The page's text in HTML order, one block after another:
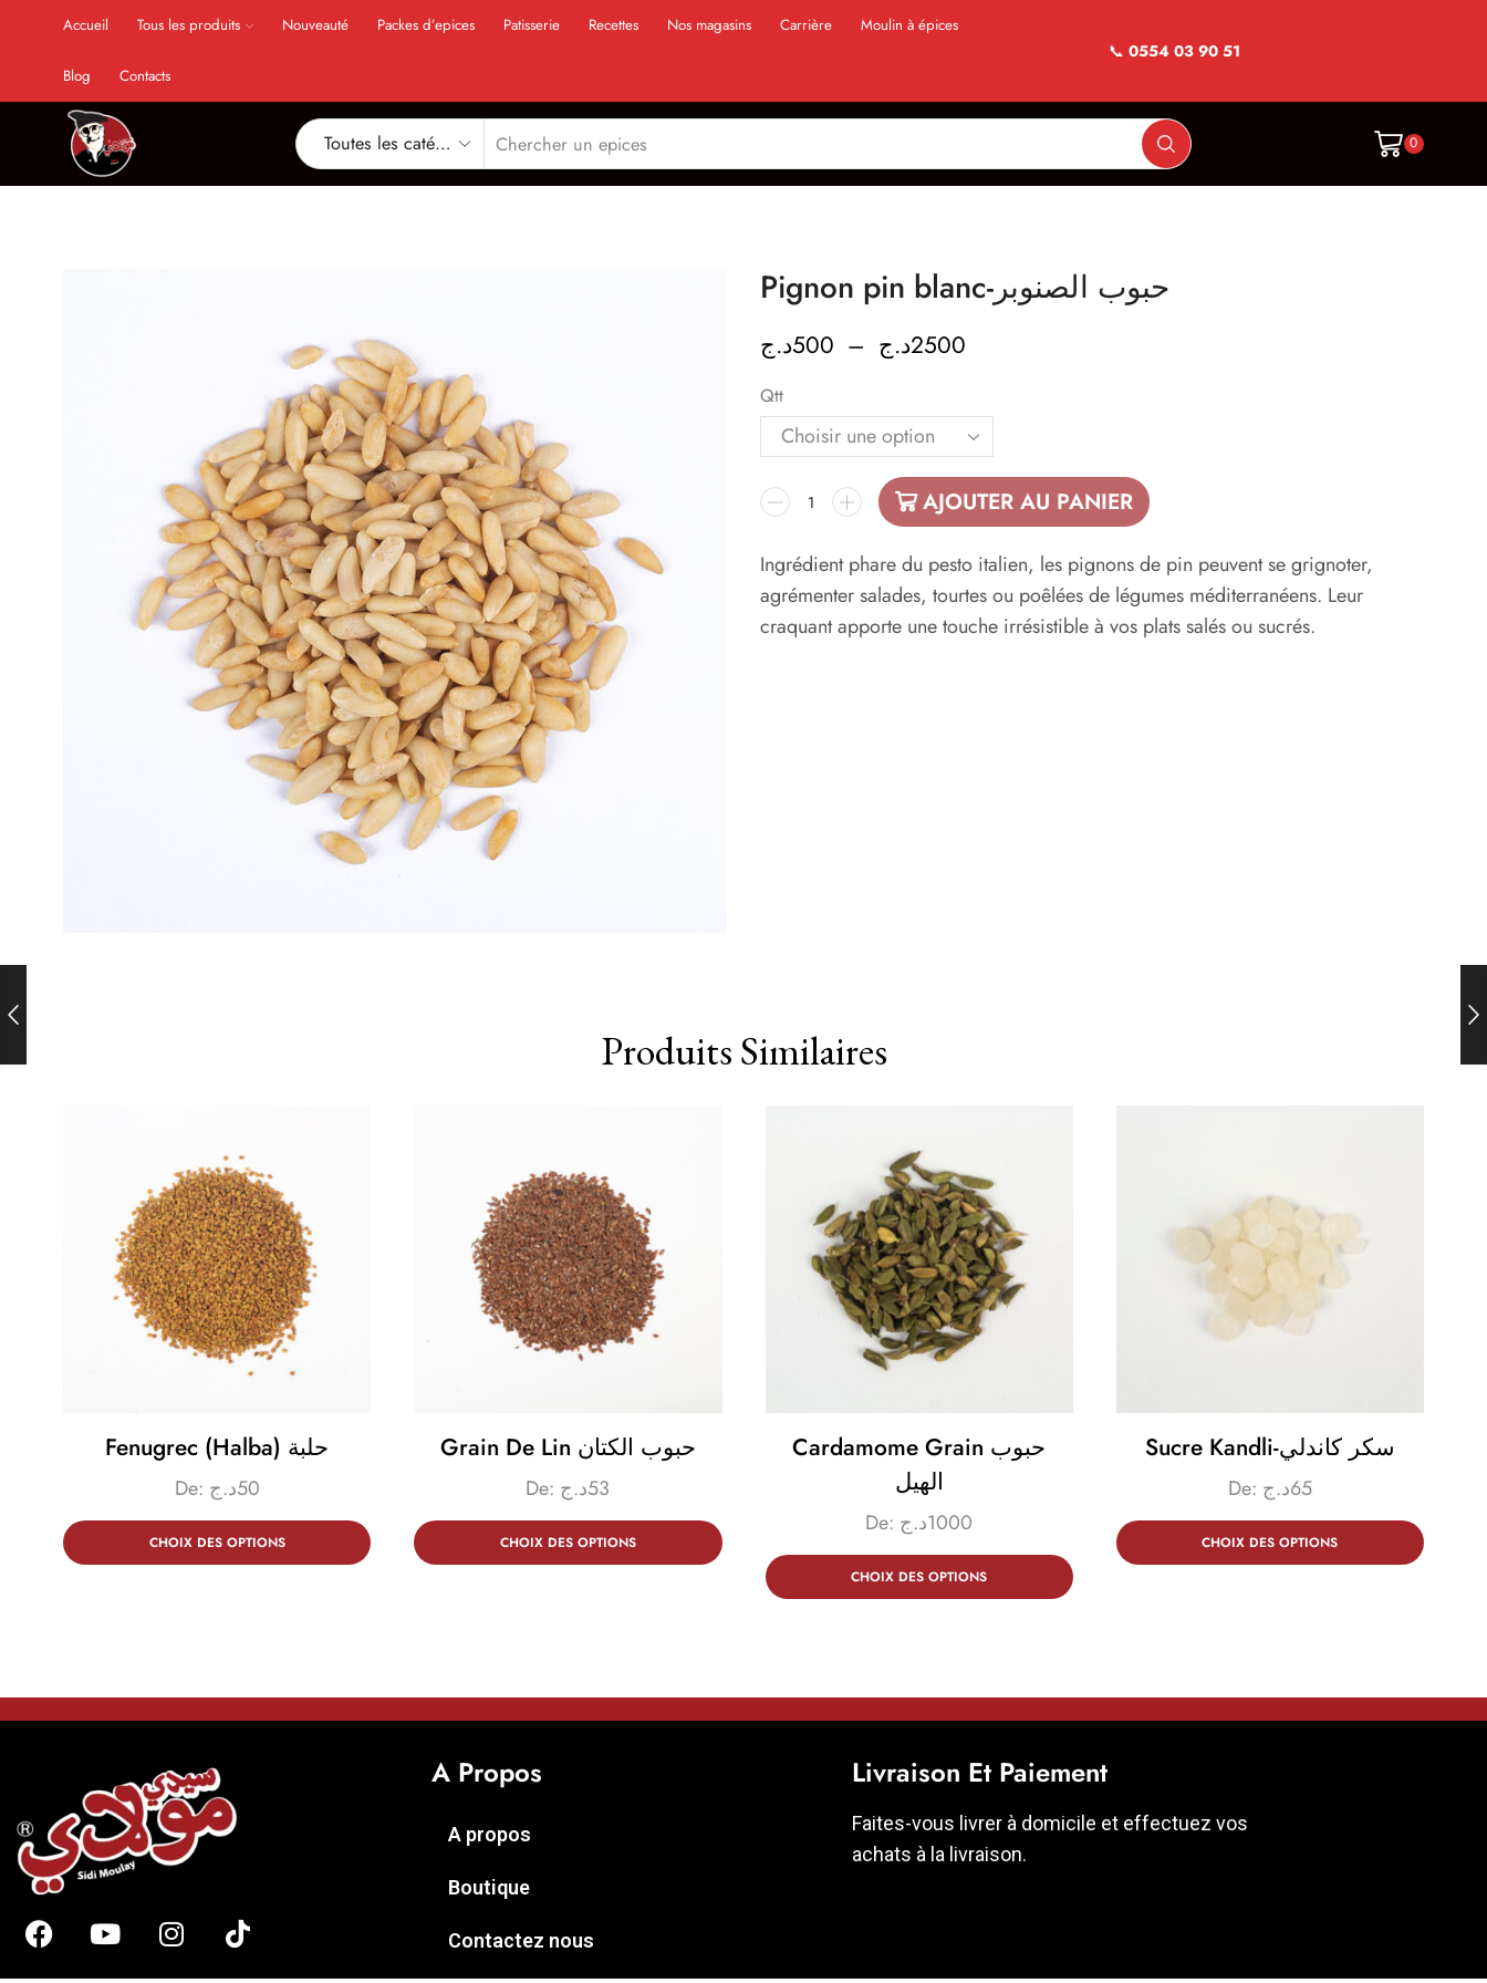
Accueil Tous les produits Nouveauté Packes d’epices Patisserie Recettes Nos magasins Carrière Moulin à épices
Blog Contacts
📞 0554 03 90 51
0
Pignon pin blanc-حبوب الصنوبر
500د.ج – 2500د.ج
Qtt
AJOUTER AU PANIER
Ingrédient phare du pesto italien, les pignons de pin peuvent se grignoter,
agrémenter salades, tourtes ou poêlées de légumes méditerranéens. Leur
craquant apporte une touche irrésistible à vos plats salés ou sucrés.
Produits Similaires
Fenugrec (Halba) حلبة
De: 50د.ج
CHOIX DES OPTIONS
Grain De Lin حبوب الكتان
De: 53د.ج
CHOIX DES OPTIONS
Cardamome Grain حبوب
الهيل
De: 1000د.ج
CHOIX DES OPTIONS
Sucre Kandli-سكر كاندلي
De: 65د.ج
CHOIX DES OPTIONS
A Propos
A propos
Boutique
Contactez nous
Livraison Et Paiement
Faites-vous livrer à domicile et effectuez vos
achats à la livraison.